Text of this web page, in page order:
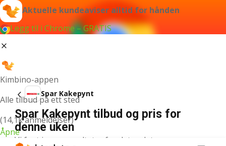
Aktuelle kundeaviser alltid for hånden
Legg til i Chrome – GRATIS
Kimbino-appen
Alle tilbud på ett sted
(14,1k anmeldelser)
Åpne
Spar Kakepynt
Spar Kakepynt tilbud og pris for
denne uken
Vi fant ingen resultater for det ordet.